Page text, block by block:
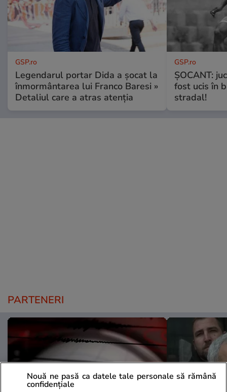
GSP.ro
Legendarul portar Dida a șocat la
înmormântarea lui Franco Baresi »
Detaliul care a atras atenția
GSP.ro
ȘOCANT:
fost ucis în
stradal!
PARTENERI
Nouă ne pasă ca datele tale personale să rămână
confidențiale